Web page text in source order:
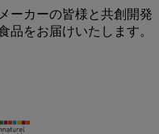
ーカーの皆様と共創開発
品をお届けいたします。